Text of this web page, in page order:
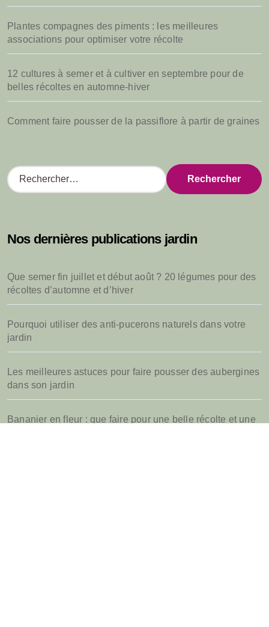
Plantes compagnes des piments : les meilleures
associations pour optimiser votre récolte
12 cultures à semer et à cultiver en septembre pour de
belles récoltes en automne-hiver
Comment faire pousser de la passiflore à partir de graines
R
e
r
e
r
Nos dernières publications jardin
Que semer fin juillet et début août ? 20 légumes pour des
récoltes d’automne et d’hiver
Pourquoi utiliser des anti-pucerons naturels dans votre
jardin
Les meilleures astuces pour faire pousser des aubergines
dans son jardin
Bananier en fleur : que faire pour une belle récolte et une